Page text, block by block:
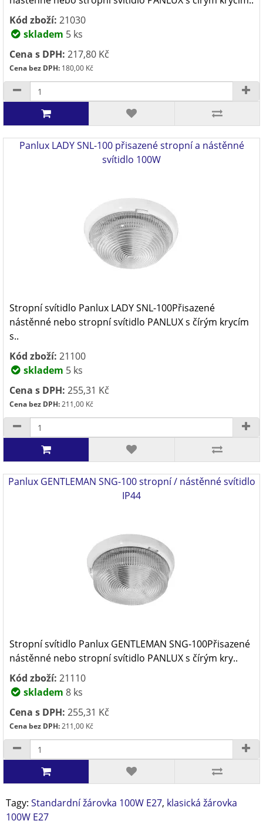
Kód zboží: 21030
skladem 5 ks
Cena s DPH: 217,80 Kč
Cena bez DPH: 180,00 Kč
Panlux LADY SNL-100 přisazené stropní a nástěnné
svítidlo 100W
Stropní svítidlo Panlux LADY SNL-100Přisazené
nástěnné nebo stropní svítidlo PANLUX s čírým krycím
s..
Kód zboží: 21100
skladem 5 ks
Cena s DPH: 255,31 Kč
Cena bez DPH:211,00 Kč
Panlux GENTLEMAN SNG-100 stropní / nástěnné svítidlo
IP44
Stropní svítidlo Panlux GENTLEMAN SNG-100Přisazené
nástěnné nebo stropní svítidlo PANLUX s čírým kry..
Kód zboží: 21110
skladem 8 ks
Cena s DPH: 255,31 Kč
Cena bez DPH:211,00 Kč
Tagy: Standardní žárovka 100W E27, klasická žárovka
100W E27